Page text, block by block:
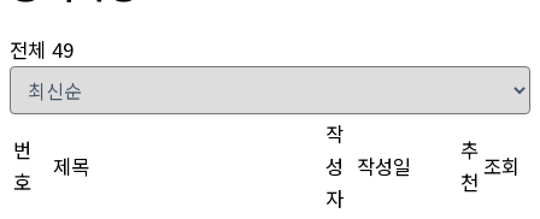
전체 49
번
호
제목
작
성
자
작성일
추
천
조회